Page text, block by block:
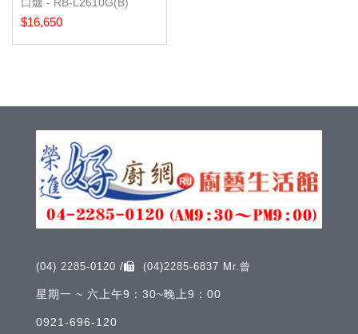
$16,650
(04) 2285-0120 / (04)2285-6837 Mr.曾
星期一 ~ 六上午9：30~晚上9：00
0921-696-120